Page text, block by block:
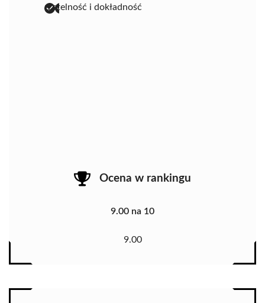
rzetelność i dokładność
Ocena w rankingu
9.00 na 10
9.00